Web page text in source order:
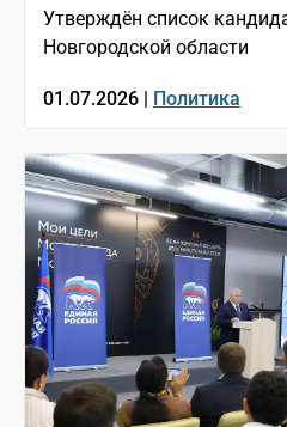
Утверждён список
Новгородской области
01.07.2026 | Политика